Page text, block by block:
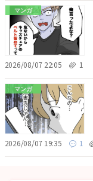
マンガ
2026/08/07 22:05 1
マンガ
2026/08/07 19:35 1